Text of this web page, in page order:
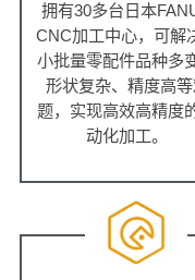
拥有30多台日本
CNC加工中心，可解
小批量零配件品种多
形状复杂、精度高
题，实现高效高精度
动化加工。